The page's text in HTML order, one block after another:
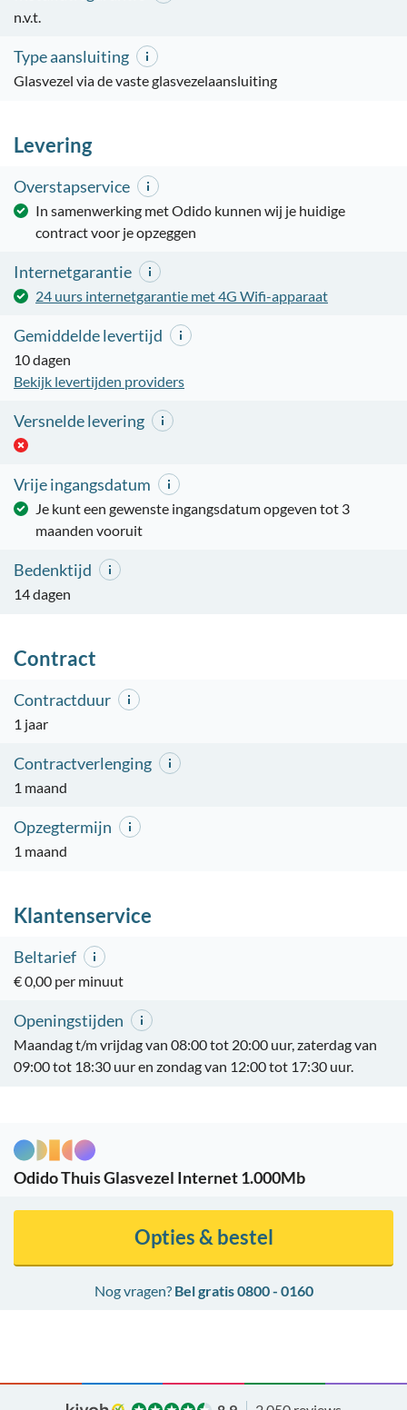
n.v.t.
Type aansluiting
Glasvezel via de vaste glasvezelaansluiting
Levering
Overstapservice
In samenwerking met Odido kunnen wij je huidige
contract voor je opzeggen
Internetgarantie
24 uurs internetgarantie met 4G Wifi-apparaat
Gemiddelde levertijd
10 dagen
Bekijk levertijden providers
Versnelde levering
Vrije ingangsdatum
Je kunt een gewenste ingangsdatum opgeven tot 3
maanden vooruit
Bedenktijd
14 dagen
Contract
Contractduur
1 jaar
Contractverlenging
1 maand
Opzegtermijn
1 maand
Klantenservice
Beltarief
€ 0,00 per minuut
Openingstijden
Maandag t/m vrijdag van 08:00 tot 20:00 uur, zaterdag van
09:00 tot 18:30 uur en zondag van 12:00 tot 17:30 uur.
Odido Thuis Glasvezel Internet 1.000Mb
Nog vragen? Bel gratis 0800 - 0160
Opties & bestel